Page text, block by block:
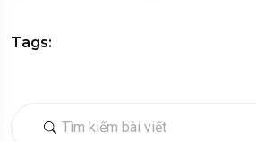
Tags: